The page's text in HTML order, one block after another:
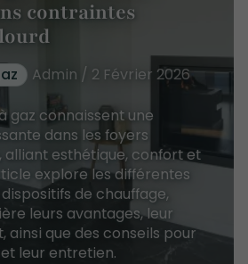
contraintes
Admin / 2 Février 2026
gaz connaissent une
dans les foyers
esthétique, confort et
explore les différentes
de chauffage,
leurs avantages, leur
ainsi que des conseils pour
leur entretien.